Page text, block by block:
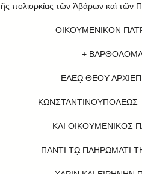
πολιορκίας τῶν Ἀβάρων καὶ τῶν
ΟΙΚΟΥΜΕΝΙΚΟΝ
+
ΕΛΕῼ ΘΕΟΥ
ΚΩΝΣΤΑΝΤΙΝΟΥΠΟΛΕΩΣ
ΚΑΙ ΟΙΚΟΥΜΕΝΙΚΟΣ
ΠΑΝΤΙ Τῼ ΠΛΗΡΩΜΑΤΙ